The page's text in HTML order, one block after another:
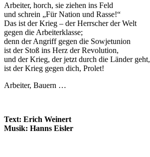
Arbeiter, horch, sie ziehen ins Feld
und schrein „Für Nation und Rasse!“
Das ist der Krieg – der Herrscher der Welt
gegen die Arbeiterklasse;
denn der Angriff gegen die Sowjetunion
ist der Stoß ins Herz der Revolution,
und der Krieg, der jetzt durch die Länder geht,
ist der Krieg gegen dich, Prolet!
Arbeiter, Bauern …
Text: Erich Weinert
Musik: Hanns Eisler